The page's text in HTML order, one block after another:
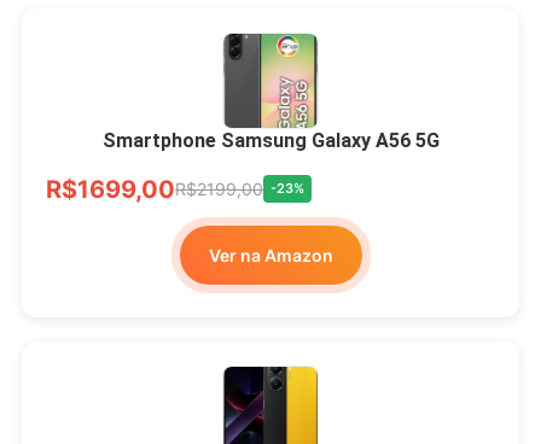
Smartphone Samsung Galaxy A56 5G
R$1699,00R$2199,00 -23%
Ver na Amazon